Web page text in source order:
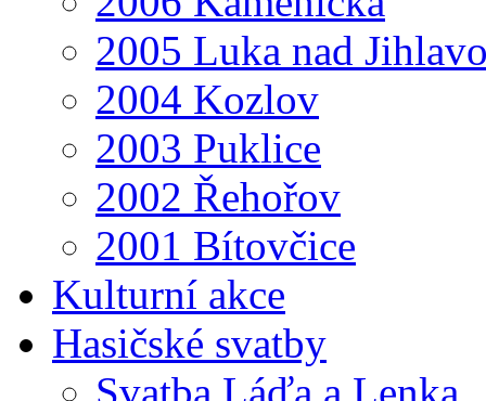
2005 Luka nad
2004 Kozlov
2003 Puklice
2002 Řehořov
2001 Bítovčice
Kulturní akce
Hasičské svatby
Svatba Láďa a Lenka